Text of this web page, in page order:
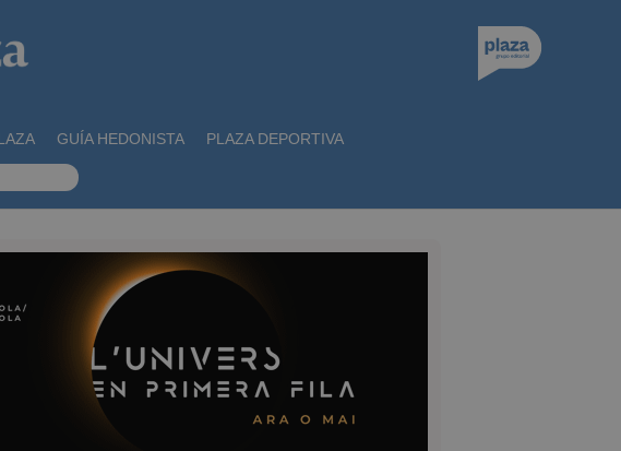
GUÍA HEDONISTA PLAZA DEPORTIVA